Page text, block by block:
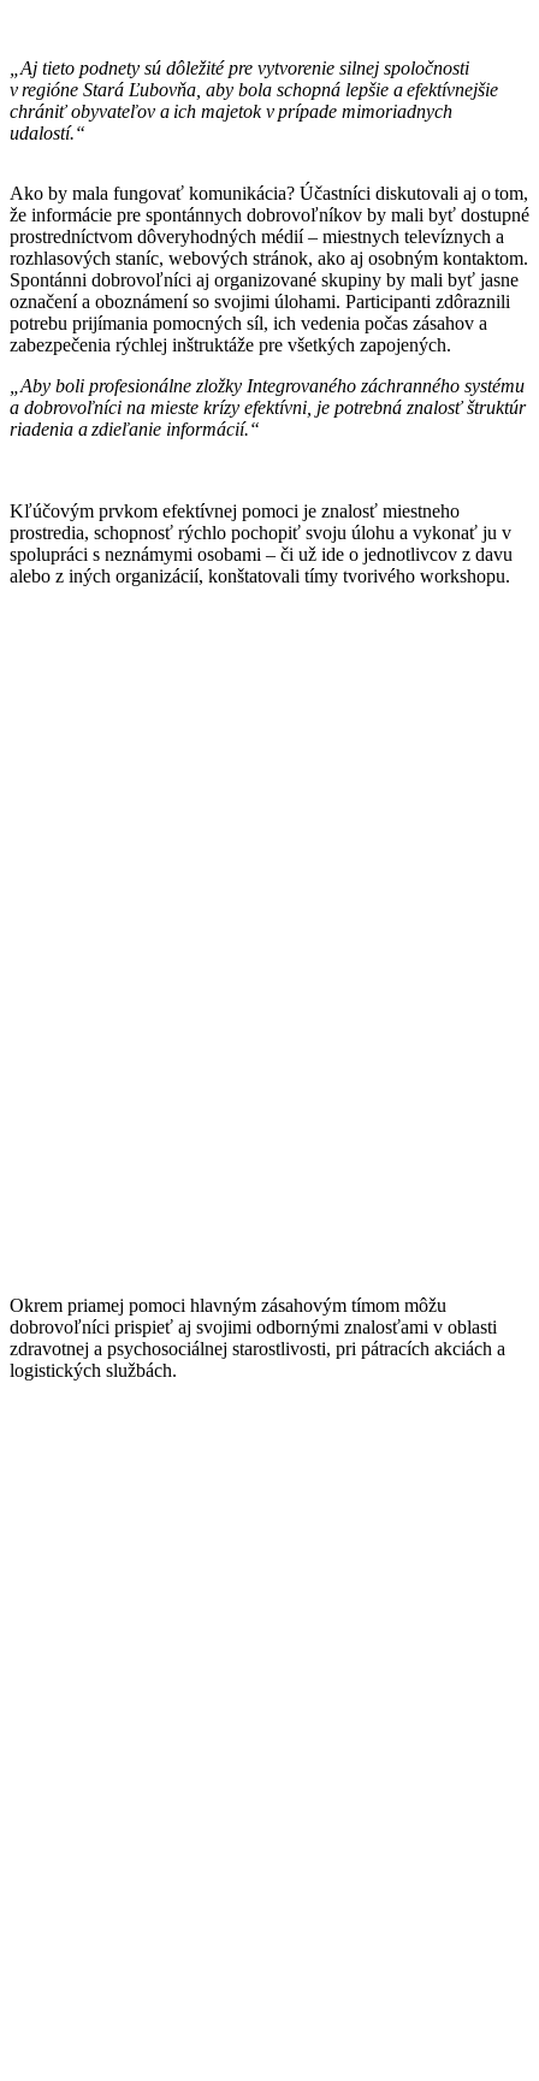
„Aj tieto podnety sú dôležité pre vytvorenie silnej spoločnosti
v regióne Stará Ľubovňa , aby bola schopná lepšie a efektívnejšie
chrániťobyvateľov a ich majetok v prípade mimoriadnych
udalostí.“
Ako by mala fungovať komunikácia? Účastníci diskutovali aj o tom,
že informácie pre spontánnych dobrovoľníkov by mali byť dostupné
prostredníctvom dôveryhodných médií – miestnych televíznych a
rozhlasových staníc, webových stránok, ako aj osobným kontaktom.
Spontánni dobrovoľníci aj organizované skupiny by mali byť jasne
označení a oboznámení so svojimi úlohami. Participanti zdôraznili
potrebu prijímania pomocných síl, ich vedenia počas zásahov a
zabezpečenia rýchlej inštruktáže pre všetkých zapojených.
„Aby boli profesionálne zložky Integrovaného záchranného systému
a dobrovoľníci na mieste krízy efektívni , je potrebná znalosť štruktúr
riadenia a zdieľanie informácií.“
Kľúčovým prvkom efektívnej pomoci je znalosť miestneho
prostredia, schopnosť rýchlo pochopiť svoju úlohu a vykonať ju v
spolupráci s neznámymi osobami – či už ide o jednotlivcov z davu
alebo z iných organizácií, konštatovali tímy tvorivého workshopu.
Okrem priamej pomoci hlavným zásahovým tímom môžu
dobrovoľníci prispieť aj svojimi odbornými znalosťami v oblasti
zdravotnej a psychosociálnej starostlivosti, pri pátracích akciách a
logistických službách.